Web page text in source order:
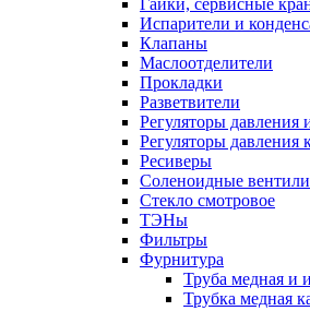
Гайки, сервисные
Испарители и
Клапаны
Маслоотделители
Прокладки
Разветвители
Регуляторы давления
Регуляторы давления
Ресиверы
Соленоидные вентили
Стекло смотровое
ТЭНы
Фильтры
Фурнитура
Труба медная и
Трубка медная